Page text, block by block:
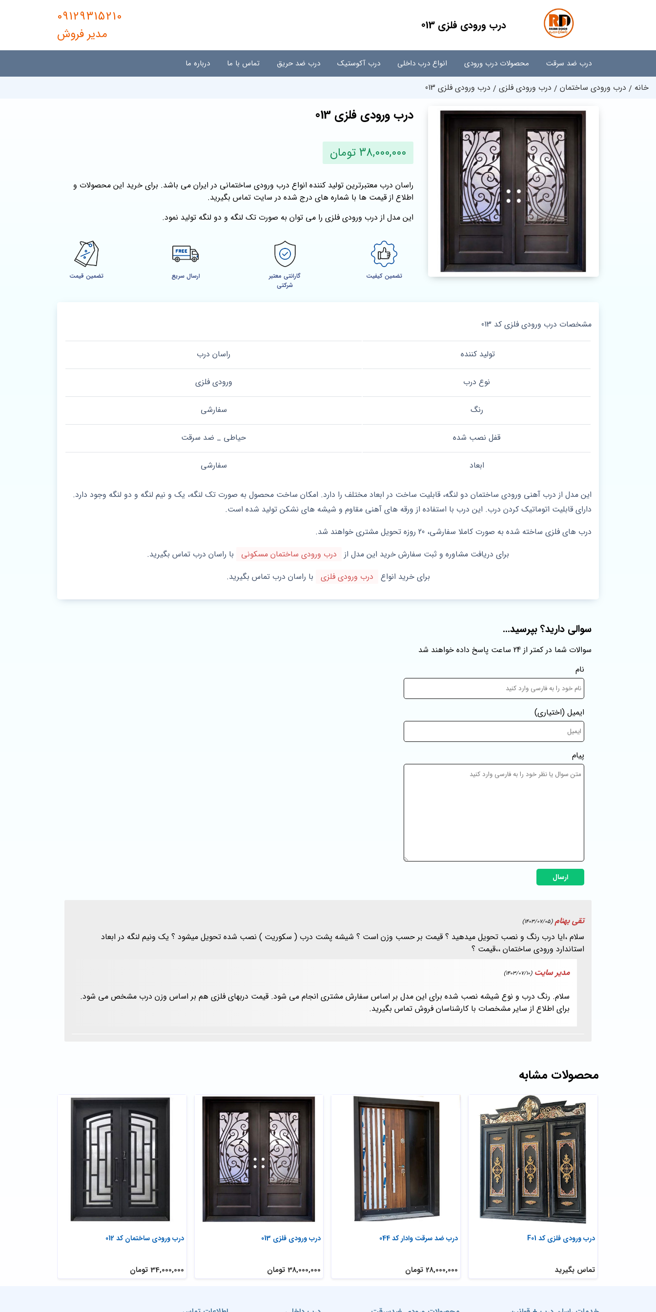
درب ورودی فلزی 013
09129315210
مدیر فروش
درب ضد سرقت محصولات درب ورودی انواع درب داخلی درب آکوستیک درب ضد حریق تماس با ما درباره ما
خانه درب ورودی ساختمان درب ورودی فلزی درب ورودی فلزی 013
درب ورودی فلزی 013
38,000,000 تومان
راسان درب معتبرترین تولید کننده انواع درب ورودی ساختمانی در ایران می باشد. برای خرید این محصولات و
اطلاع از قیمت ها با شماره های درج شده در سایت تماس بگیرید.
این مدل از درب ورودی فلزی را می توان به صورت تک لنگه و دو لنگه تولید نمود.
تضمین کیفیت
گارانتی معتبر
شرکتی
ارسال سریع تضمین قیمت
مشخصات درب ورودی فلزی کد 013
تولید کننده راسان درب
نوع درب ورودی فلزی
رنگ سفارشی
قفل نصب شده حیاطی _ ضد سرقت
ابعاد سفارشی
این مدل از درب آهنی ورودی ساختمان دو لنگه، قابلیت ساخت در ابعاد مختلف را دارد. امکان ساخت محصول به صورت تک لنگه، یک و نیم لنگه و دو لنگه وجود دارد.
دارای قابلیت اتوماتیک کردن درب. این درب با استفاده از ورقه های آهنی مقاوم و شیشه های نشکن تولید شده است.
درب های فلزی ساخته شده به صورت کاملا سفارشی، 20 روزه تحویل مشتری خواهند شد.
برای دریافت مشاوره و ثبت سفارش خرید این مدل از
درب ورودی ساختمان مسکونی
با راسان درب تماس بگیرید.
برای خرید انواع
درب ورودی فلزی با راسان درب تماس بگیرید.
سوالی دارید؟ بپرسید...
سوالات شما در کمتر از 24 ساعت پاسخ داده خواهند شد
نام
ایمیل (اختیاری)
پیام
ارسال
تقی بهنام (1403/07/05)
سلام ،ایا درب رنگ و نصب تحویل میدهید ؟ قیمت بر حسب وزن است ؟ شیشه پشت درب ( سکوریت ) نصب شده تحویل میشود ؟ یک ونیم لنگه در ابعاد
استاندارد ورودی ساختمان ،،قیمت ؟
مدیر سایت (1403/07/10)
سلام. رنگ درب و نوع شیشه نصب شده برای این مدل بر اساس سفارش مشتری انجام می شود. قیمت دربهای فلزی هم بر اساس وزن درب مشخص می شود.
برای اطلاع از سایر مشخصات با کارشناسان فروش تماس بگیرید.
محصولات مشابه
درب ورودی ساختمان کد 012
34,000,000 تومان
درب ورودی فلزی 013
38,000,000 تومان
درب ضد سرقت وادار کد 044
28,000,000 تومان
درب ورودی فلزی کد F01
تماس بگیرید